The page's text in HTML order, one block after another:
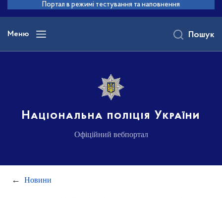
основного
вмісту
Портал в режимі тестування та наповнення
Меню
Національна поліція України
Офіційний вебпортал
Пошук
Новини